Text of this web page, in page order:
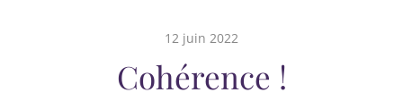
12 juin 2022
Cohérence !